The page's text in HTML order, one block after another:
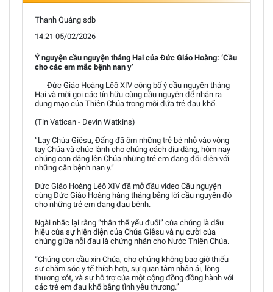
Thanh Quảng sdb
14:21 05/02/2026
Ý nguyện cầu nguyện tháng Hai của Đức Giáo Hoàng: ‘Cầu
cho các em mắc bệnh nan y’
Đức Giáo Hoàng Lêô XIV công bố ý cầu nguyện tháng
Hai và mời gọi các tín hữu cùng cầu nguyện để nhận ra
dung mạo của Thiên Chúa trong mỗi đứa trẻ đau khổ.
(Tin Vatican - Devin Watkins)
“Lạy Chúa Giêsu, Đấng đã ôm những trẻ bé nhỏ vào vòng
tay Chúa và chúc lành cho chúng cách dịu dàng, hôm nay
chúng con dâng lên Chúa những trẻ em đang đối diện với
những căn bệnh nan y.”
Đức Giáo Hoàng Lêô XIV đã mở đầu video Cầu nguyện
cùng Đức Giáo Hoàng hàng tháng bằng lời cầu nguyện đó
cho những trẻ em đang đau bệnh.
Ngài nhắc lại rằng “thân thể yếu đuối” của chúng là dấu
hiệu của sự hiện diện của Chúa Giêsu và nụ cười của
chúng giữa nỗi đau là chứng nhân cho Nước Thiên Chúa.
“Chúng con cầu xin Chúa, cho chúng không bao giờ thiếu
sự chăm sóc y tế thích hợp, sự quan tâm nhân ái, lòng
thương xót, và sự hỗ trợ của một cộng đồng đồng hành với
các trẻ em đau khổ bằng tình yêu thương.”